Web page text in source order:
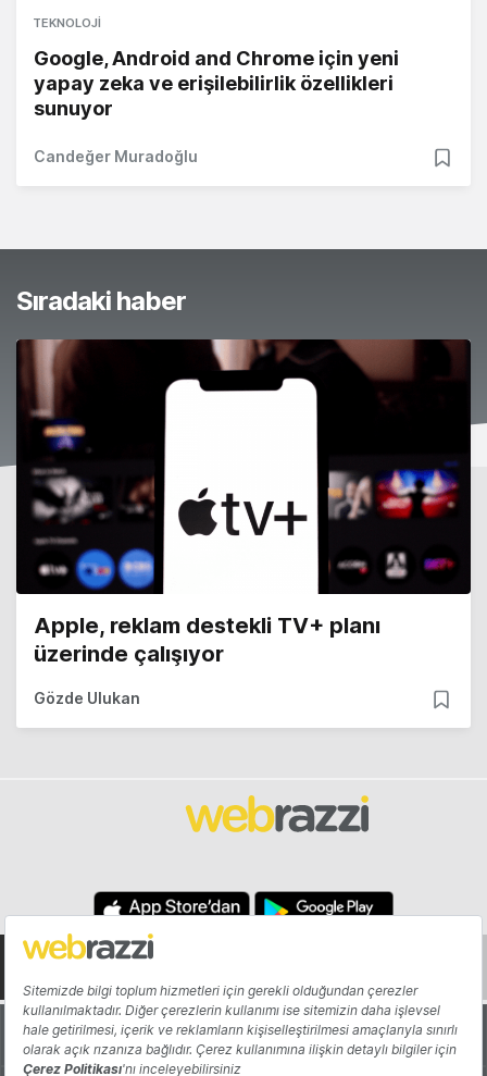
TEKNOLOJI
Google, Android and Chrome için yeni
yapay zeka ve erişilebilirlik özellikleri
sunuyor
Candeğer Muradoğlu
Sıradaki haber
Apple, reklam destekli TV+ planı
üzerinde çalışıyor
Gözde Ulukan
Hakkında Yazarlar